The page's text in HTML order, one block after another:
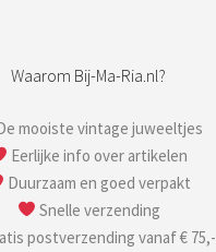
Waarom Bij-Ma-Ria.nl?
mooiste vintage juweeltjes
Eerlijke info over artikelen
Duurzaam en goed verpakt
Snelle verzending
postverzending vanaf € 75,-